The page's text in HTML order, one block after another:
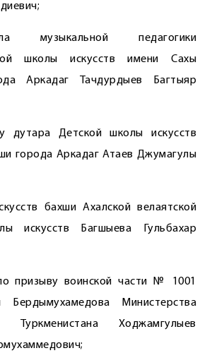
музыкальной педагогики
школы искусств имени Сахы
Аркадаг Тачдурдыев Багтыяр
дутара Детской школы искусств
города Аркадаг Атаев Джумагулы
бахши Ахалской велаятской
искусств Багшыева Гульбахар
призыву воинской части № 1001
Бердымухамедова Министерства
Туркменистана Ходжамгулыев